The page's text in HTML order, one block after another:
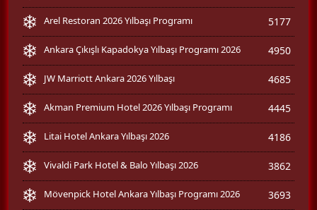
Arel Restoran 2026 Yılbaşı Programı 5177
Ankara Çıkışlı Kapadokya Yılbaşı Programı 2026 4950
JW Marriott Ankara 2026 Yılbaşı 4685
Akman Premium Hotel 2026 Yılbaşı Programı 4445
Litai Hotel Ankara Yılbaşı 2026 4186
Vivaldi Park Hotel & Balo Yılbaşı 2026 3862
Mövenpick Hotel Ankara Yılbaşı Programı 2026 3693